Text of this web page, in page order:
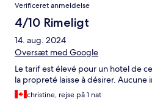
Verificeret anmeldelse
4/10 Rimeligt
14. aug. 2024
Oversæt med Google
Le tarif est élevé pour un hotel de
la propreté laisse à désirer. Aucune
christine, rejse på 1 nat